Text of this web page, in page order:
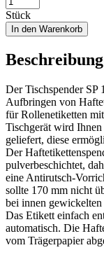
Stück
In den Warenkorb
Beschreibung
Der Tischspender SP
Aufbringen von
für Rollenetiketten
Tischgerät wird
geliefert, diese
Der
pulverbeschichtet,
eine Antirutsch-
sollte 170 mm nicht
bei innen
Das Etikett einfach
automatisch. Die
vom Trägerpapier